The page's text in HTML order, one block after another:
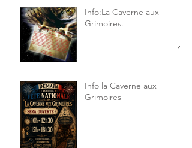
Info:La Caverne aux
Grimoires.
Info la Caverne aux
Grimoires